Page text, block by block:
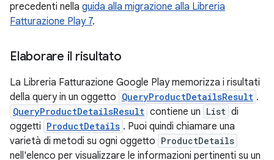
precedenti nella guida alla migrazione alla Libreria
Fatturazione Play 7.
Elaborare il risultato
La Libreria Fatturazione Google Play memorizza i risultati
della query in un oggetto QueryProductDetailsResult .
QueryProductDetailsResult contiene un List di
oggetti ProductDetails . Puoi quindi chiamare una
varietà di metodi su ogni oggetto ProductDetails
nell'elenco per visualizzare le informazioni pertinenti su un